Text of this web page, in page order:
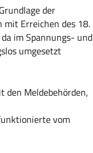
der
mit Erreichen des 18.
im Spannungs- und
umgesetzt
den Meldebehörden,
vom